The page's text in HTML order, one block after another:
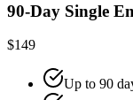
90-Day Single
$149
Up to 90